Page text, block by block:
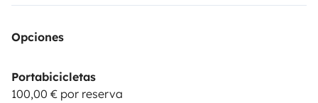
Opciones
Portabicicletas
100,00 € por reserva